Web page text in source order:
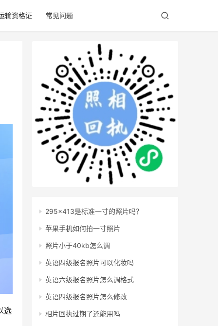
输资格证 常见问题
选
295x413是标准一寸的照片吗？
苹果手机如何拍一寸照片
照片小于40kb怎么调
英语四级报名照片可以化妆吗
英语六级报名照片怎么调格式
英语四级报名照片怎么修改
相片回执过期了还能用吗